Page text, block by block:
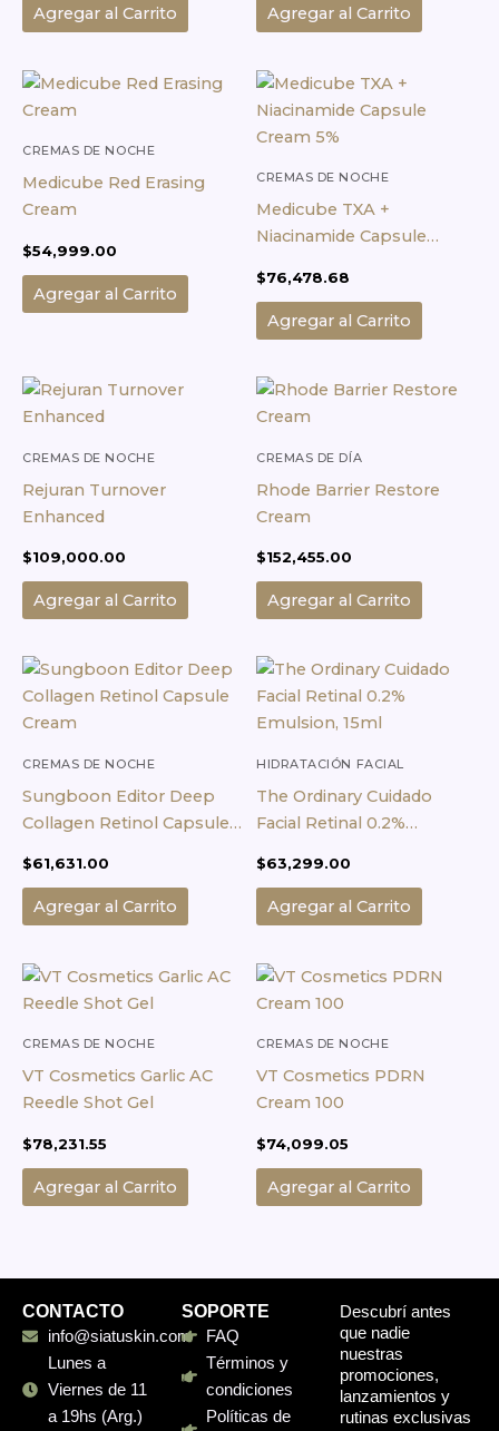
Agregar al Carrito Agregar al Carrito
CREMAS DE NOCHE
Medicube Red Erasing
Cream
$54,999.00
Agregar al Carrito
CREMAS DE NOCHE
Medicube TXA +
Niacinamide Capsule
$76,478.68
Agregar al Carrito
CREMAS DE NOCHE
Rejuran Turnover
Enhanced
$109,000.00
Agregar al Carrito
CREMAS DE DÍA
Rhode Barrier Restore
Cream
$152,455.00
Agregar al Carrito
CREMAS DE NOCHE
Sungboon Editor Deep
Collagen Retinol Capsule
$61,631.00
Agregar al Carrito
HIDRATACIÓN FACIAL
The Ordinary Cuidado
Facial Retinal 0.2%
$63,299.00
Agregar al Carrito
CREMAS DE NOCHE
VT Cosmetics Garlic AC
Reedle Shot Gel
$78,231.55
Agregar al Carrito
CREMAS DE NOCHE
VT Cosmetics PDRN
Cream 100
$74,099.05
Agregar al Carrito
CONTACTO
info@siatuskin.com
Lunes a
Viernes de 11
a 19hs (Arg.)
SOPORTE
FAQ
Términos y
condiciones
Políticas de
Descubrí antes
que nadie
nuestras
promociones,
lanzamientos y
rutinas exclusivas